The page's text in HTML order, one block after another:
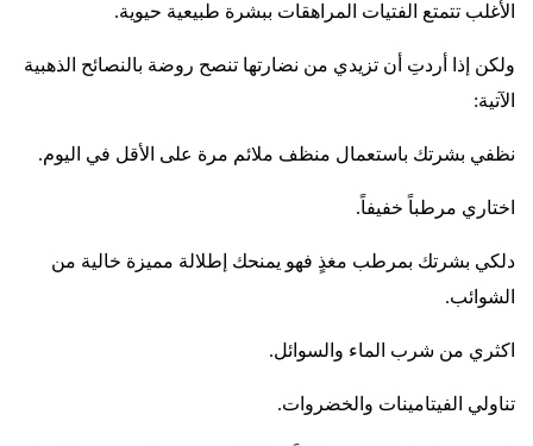
الأغلب تتمتع الفتيات المراهقات ببشرة طبيعية حيوية.
ولكن إذا أردتِ أن تزيدي من نضارتها تنصح روضة بالنصائح الذهبية
الآتية:
نظفي بشرتك باستعمال منظف ملائم مرة على الأقل في اليوم.
اختاري مرطباً خفيفاً.
دلكي بشرتك بمرطب مغذٍ فهو يمنحك إطلالة مميزة خالية من
الشوائب.
اكثري من شرب الماء والسوائل.
تناولي الفيتامينات والخضروات.